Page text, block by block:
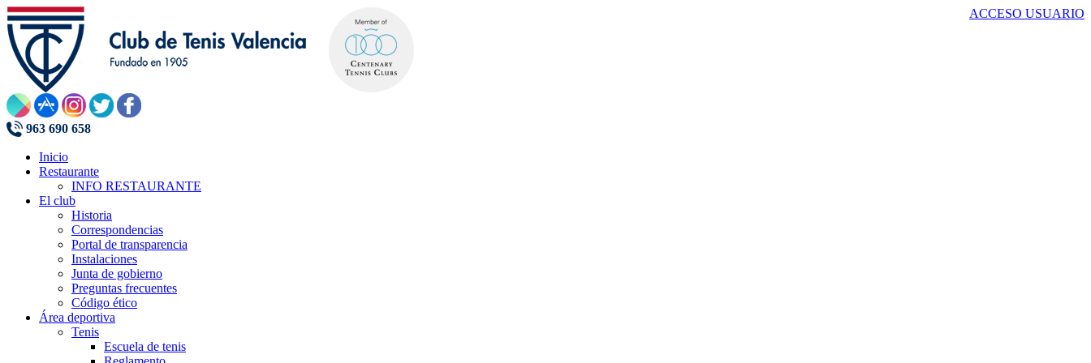
ACCESO USUARIO
963 690 658
Inicio
Restaurante
INFO RESTAURANTE
El club
Historia
Correspondencias
Portal de transparencia
Instalaciones
Junta de gobierno
Preguntas frecuentes
Código ético
Área deportiva
Tenis
Escuela de tenis